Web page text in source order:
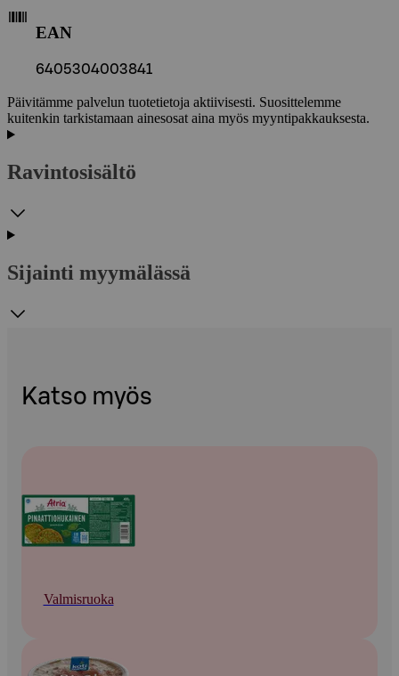
EAN
6405304003841
Päivitämme palvelun tuotetietoja aktiivisesti. Suosittelemme
kuitenkin tarkistamaan ainesosat aina myös myyntipakkauksesta.
Ravintosisältö
Sijainti myymälässä
Katso myös
Valmisruoka